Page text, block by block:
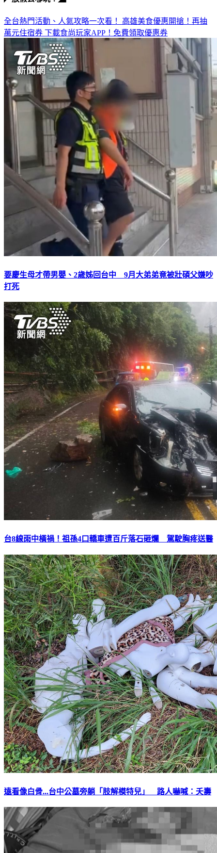
全台熱門活動、人氣攻略一次看！ 高雄美食優惠開搶！再抽
萬元住宿券 下載食尚玩家APP！免費領取優惠券
要慶生母才帶男嬰、2歲姊回台中 9月大弟弟竟被壯碩父嫌吵
打死
台8線雨中橫禍！祖孫4口轎車遭百斤落石砸爛 駕駛胸疼送醫
遠看像白骨...台中公墓旁躺「肢解模特兒」 路人嚇喊：夭壽